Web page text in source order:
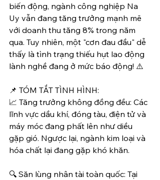
biến động, ngành công nghiệp Na
Uy vẫn đang tăng trưởng mạnh mẽ
với doanh thu tăng 8% trong năm
qua. Tuy nhiên, một "cơn đau đầu" dễ
thấy là tình trạng thiếu hụt lao động
lành nghề đang ở mức báo động! ⚠️
📌 TÓM TẮT TÌNH HÌNH:
📈 Tăng trưởng không đồng đều: Các
lĩnh vực dầu khí, đóng tàu, điện tử và
máy móc đang phất lên như diều
gặp gió. Ngược lại, ngành kim loại và
hóa chất lại đang gặp khó khăn.
🔍 Săn lùng nhân tài toàn quốc: Tại